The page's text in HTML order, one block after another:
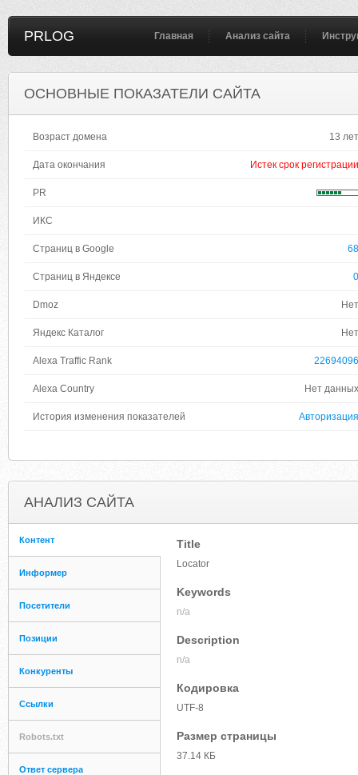
PRLOG Главная Анализ сайта
ОСНОВНЫЕ ПОКАЗАТЕЛИ САЙТА
Возраст домена 13 лет
Дата окончания Истек срок регистрации
PR
ИКС
Страниц в Google 68
Страниц в Яндексе 0
Dmoz Нет
Яндекс Каталог Нет
Alexa Traffic Rank 22694096
Alexa Country Нет данных
История изменения показателей Авторизация
АНАЛИЗ САЙТА
Контент
Информер
Посетители
Позиции
Конкуренты
Ссылки
Robots.txt
Ответ сервера
Title
Locator
Keywords
n/a
Description
n/a
Кодировка
UTF-8
Размер страницы
37.14 КБ